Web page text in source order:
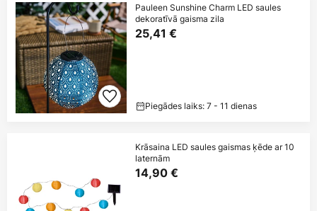
Pauleen Sunshine Charm LED saules
dekoratīvā gaisma zila
25,41 €
Piegādes laiks: 7 - 11 dienas
Krāsaina LED saules gaismas ķēde ar 10
laternām
14,90 €